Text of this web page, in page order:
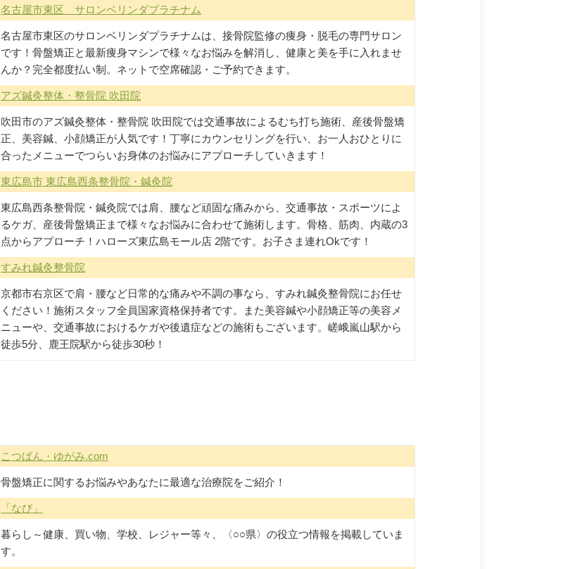
名古屋市東区 サロンベリンダプラチナム
名古屋市東区のサロンベリンダプラチナムは、接骨院監修の痩身・脱毛の専門サロン
です！骨盤矯正と最新痩身マシンで様々なお悩みを解消し、健康と美を手に入れませ
んか？完全都度払い制。ネットで空席確認・ご予約できます。
アズ鍼灸整体・整骨院 吹田院
吹田市のアズ鍼灸整体・整骨院 吹田院では交通事故によるむち打ち施術、産後骨盤矯
正、美容鍼、小顔矯正が人気です！丁寧にカウンセリングを行い、お一人おひとりに
合ったメニューでつらいお身体のお悩みにアプローチしていきます！
東広島市 東広島西条整骨院・鍼灸院
東広島西条整骨院・鍼灸院では肩、腰など頑固な痛みから、交通事故・スポーツによ
るケガ、産後骨盤矯正まで様々なお悩みに合わせて施術します。骨格、筋肉、内蔵の3
点からアプローチ！ハローズ東広島モール店 2階です。お子さま連れOkです！
すみれ鍼灸整骨院
京都市右京区で肩・腰など日常的な痛みや不調の事なら、すみれ鍼灸整骨院にお任せ
ください！施術スタッフ全員国家資格保持者です。また美容鍼や小顔矯正等の美容メ
ニューや、交通事故におけるケガや後遺症などの施術もございます。嵯峨嵐山駅から
徒歩5分、鹿王院駅から徒歩30秒！
こつばん・ゆがみ.com
骨盤矯正に関するお悩みやあなたに最適な治療院をご紹介！
「なび」
暮らし～健康、買い物、学校、レジャー等々、〈○○県〉の役立つ情報を掲載していま
す。